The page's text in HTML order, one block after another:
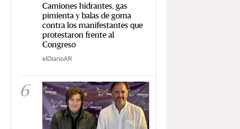
Camiones hidrantes, gas
pimienta y balas de goma
contra los manifestantes que
protestaron frente al
Congreso
elDiarioAR
6